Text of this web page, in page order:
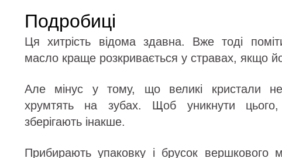
Подробиці
Ця хитрість відома здавна. Вже тоді
масло краще розкривається у стравах, якщо
Але мінус у тому, що великі кристали
хрумтять на зубах. Щоб уникнути
зберігають інакше.
Прибирають упаковку і брусок вершкового